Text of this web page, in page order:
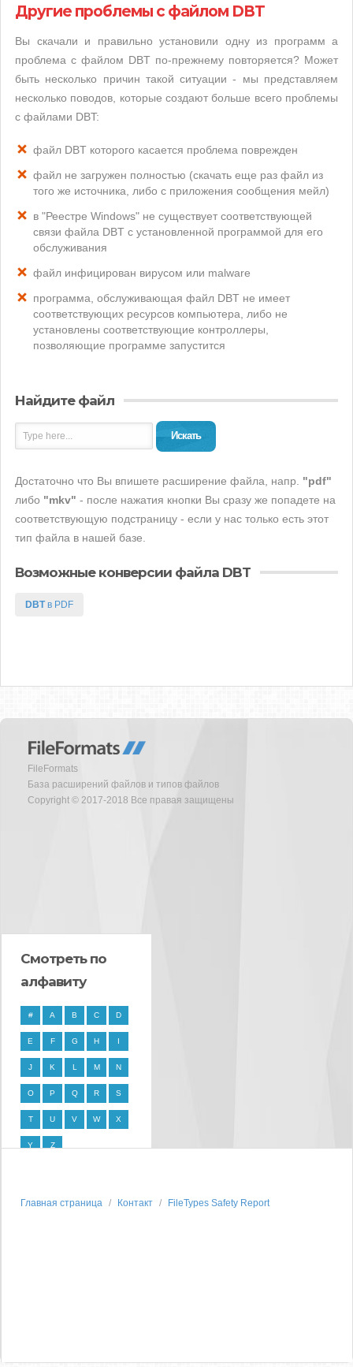
Другие проблемы с файлом DBT
Вы скачали и правильно установили одну из программ а
проблема с файлом DBT по-прежнему повторяется? Может
быть несколько причин такой ситуации - мы представляем
несколько поводов, которые создают больше всего проблемы
с файлами DBT:
файл DBT которого касается проблема поврежден
файл не загружен полностью (скачать еще раз файл из
того же источника, либо с приложения сообщения мейл)
в "Реестре Windows" не существует соответствующей
связи файла DBT с установленной программой для его
обслуживания
файл инфицирован вирусом или malware
программа, обслуживающая файл DBT не имеет
соответствующих ресурсов компьютера, либо не
установлены соответствующие контроллеры,
позволяющие программе запустится
Найдите файл
Искать
Достаточно что Вы впишете расширение файла, напр. "pdf"
либо "mkv" - после нажатия кнопки Вы сразу же попадете на
соответствующую подстраницу - если у нас только есть этот
тип файла в нашей базе.
Возможные конверсии файла DBT
DBTв PDF
FileFormats
База расширений файлов и типов файлов
Copyright © 2017-2018 Все правая защищены
Смотреть по
алфавиту
# A B C D
E F G H I
J K L M N
O P Q R S
T U V W X
Y Z
Главная страница Контакт FileTypes Safety Report